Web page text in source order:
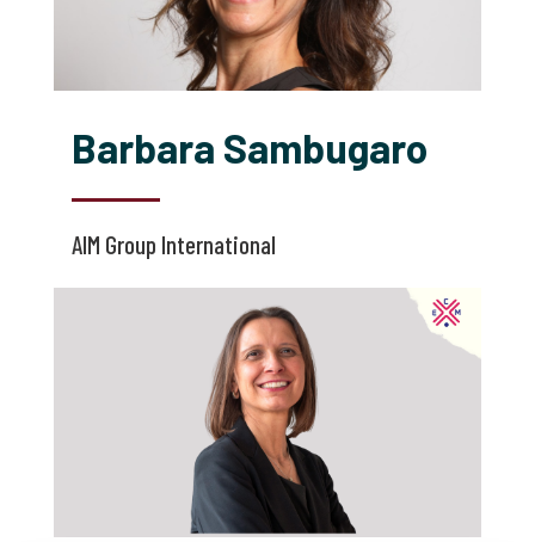
Barbara Sambugaro
AIM Group International